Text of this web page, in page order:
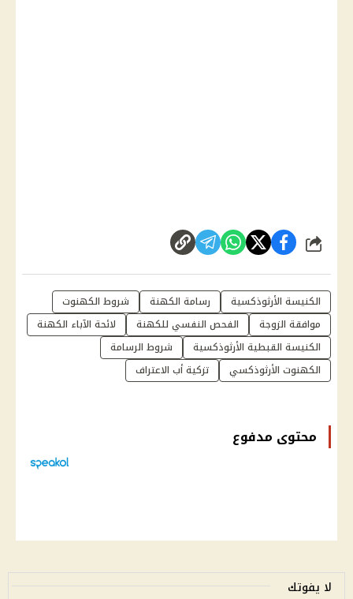
شارك
الكنيسة الأرثوذكسية رسامة الكهنة
شروط الكهنوت
موافقة الزوجة
الفحص النفسي للكهنة
لائحة الآباء الكهنة
الكنيسة القبطية الأرثوذكسية
شروط الرسامة
الكهنوت الأرثوذكسي
تزكية أب الاعتراف
محتوى مدفوع
لا يفوتك